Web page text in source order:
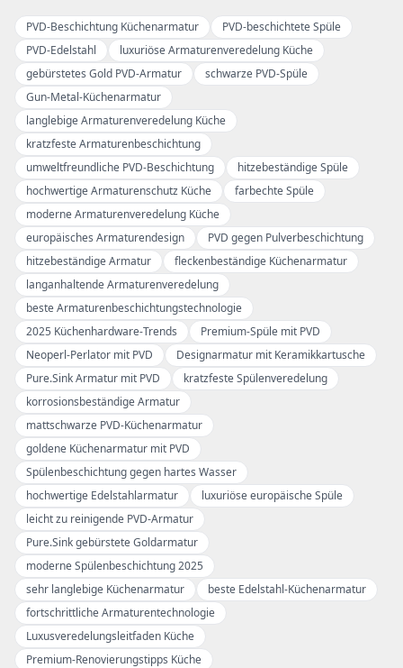
PVD-Beschichtung Küchenarmatur
PVD-beschichtete Spüle
PVD-Edelstahl
luxuriöse Armaturenveredelung Küche
gebürstetes Gold PVD-Armatur
schwarze PVD-Spüle
Gun-Metal-Küchenarmatur
langlebige Armaturenveredelung Küche
kratzfeste Armaturenbeschichtung
umweltfreundliche PVD-Beschichtung
hitzebeständige Spüle
hochwertige Armaturenschutz Küche
farbechte Spüle
moderne Armaturenveredelung Küche
europäisches Armaturendesign
PVD gegen Pulverbeschichtung
hitzebeständige Armatur
fleckenbeständige Küchenarmatur
langanhaltende Armaturenveredelung
beste Armaturenbeschichtungstechnologie
2025 Küchenhardware-Trends
Premium-Spüle mit PVD
Neoperl-Perlator mit PVD
Designarmatur mit Keramikkartusche
Pure.Sink Armatur mit PVD
kratzfeste Spülenveredelung
korrosionsbeständige Armatur
mattschwarze PVD-Küchenarmatur
goldene Küchenarmatur mit PVD
Spülenbeschichtung gegen hartes Wasser
hochwertige Edelstahlarmatur
luxuriöse europäische Spüle
leicht zu reinigende PVD-Armatur
Pure.Sink gebürstete Goldarmatur
moderne Spülenbeschichtung 2025
sehr langlebige Küchenarmatur
beste Edelstahl-Küchenarmatur
fortschrittliche Armaturentechnologie
Luxusveredelungsleitfaden Küche
Premium-Renovierungstipps Küche